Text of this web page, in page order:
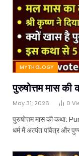
MYTHOLOGY
पुरुषोत्तम मास
May 31, 2026 0
पुरुषोत्तम मास की कथा:
धर्म में अत्यंत पवित्र और